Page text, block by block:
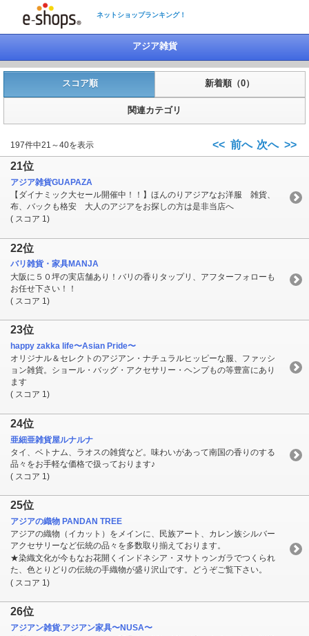
ネットショップランキング！
アジア雑貨
スコア順 新着順（0）
関連カテゴリ
197件中21～40を表示 << 前へ 次へ >>
21位
アジア雑貨GUAPAZA
【ダイナミック大セール開催中！！】ほんのりアジアなお洋服 雑貨、
布、バックも格安 大人のアジアをお探しの方は是非当店へ
( スコア 1)
22位
バリ雑貨・家具MANJA
大阪に５０坪の実店舗あり！バリの香りタップリ、アフターフォローも
お任せ下さい！！
( スコア 1)
23位
happy zakka life〜Asian Pride〜
オリジナル＆セレクトのアジアン・ナチュラルヒッピーな服、ファッシ
ョン雑貨。ショール・バッグ・アクセサリー・ヘンプもの等豊富にあり
ます
( スコア 1)
24位
亜細亜雑貨屋ルナルナ
タイ、ベトナム、ラオスの雑貨など。味わいがあって南国の香りのする
品々をお手軽な価格で扱っております♪
( スコア 1)
25位
アジアの織物 PANDAN TREE
アジアの織物（イカット）をメインに、民族アート、カレン族シルバー
アクセサリーなど伝統の品々を多数取り揃えております。
★染織文化が今もなお花開くインドネシア・ヌサトゥンガラでつくられ
た、色とりどりの伝統の手織物が盛り沢山です。どうぞご覧下さい。
( スコア 1)
26位
アジアン雑貨.アジアン家具〜NUSA〜